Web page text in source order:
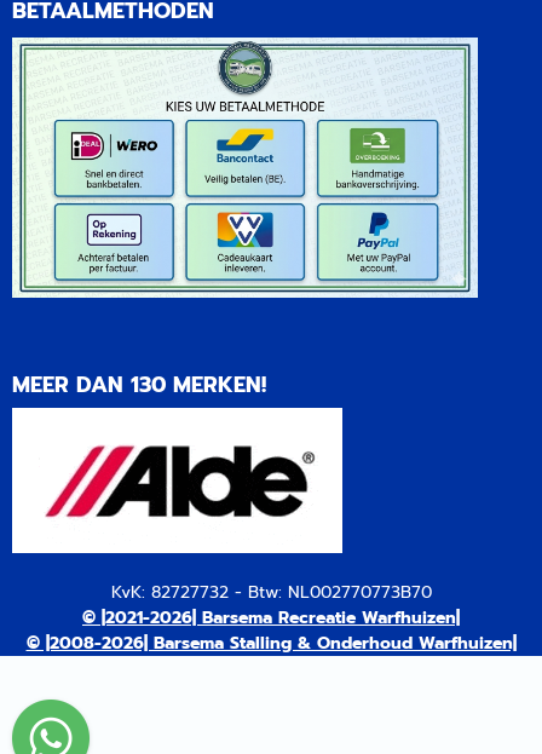
BETAALMETHODEN
MEER DAN 130 MERKEN!
KvK: 82727732 - Btw: NL002770773B70
© |2021-2026| Barsema Recreatie Warfhuizen|
© |2008-2026| Barsema Stalling & Onderhoud Warfhuizen|